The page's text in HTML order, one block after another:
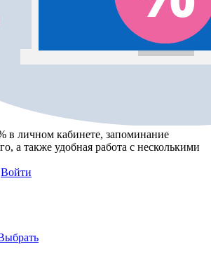
в личном кабинете, запоминание
, а также удобная работа с несколькими
Войти